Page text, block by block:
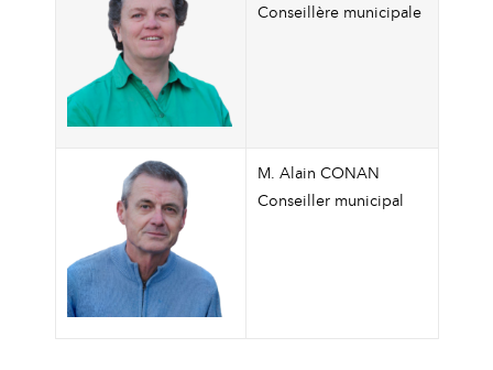
Conseillère municipale
M. Alain CONAN
Conseiller municipal